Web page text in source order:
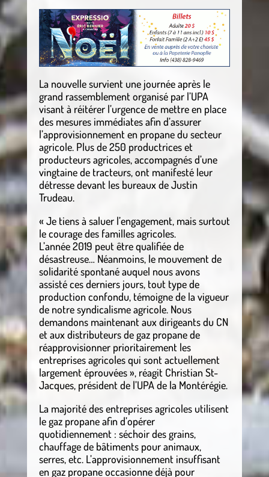
La nouvelle survient une journée après le
grand rassemblement organisé par l’UPA
visant à réitérer l’urgence de mettre en place
des mesures immédiates afin d’assurer
l’approvisionnement en propane du secteur
agricole. Plus de 250 productrices et
producteurs agricoles, accompagnés d’une
vingtaine de tracteurs, ont manifesté leur
détresse devant les bureaux de Justin
Trudeau.
« Je tiens à saluer l’engagement, mais surtout
le courage des familles agricoles.
L’année 2019 peut être qualifiée de
désastreuse… Néanmoins, le mouvement de
solidarité spontané auquel nous avons
assisté ces derniers jours, tout type de
production confondu, témoigne de la vigueur
de notre syndicalisme agricole. Nous
demandons maintenant aux dirigeants du CN
et aux distributeurs de gaz propane de
réapprovisionner prioritairement les
entreprises agricoles qui sont actuellement
largement éprouvées », réagit Christian St-
Jacques, président de l’UPA de la Montérégie.
La majorité des entreprises agricoles utilisent
le gaz propane afin d’opérer
quotidiennement : séchoir des grains,
chauffage de bâtiments pour animaux,
serres, etc. L’approvisionnement insuffisant
en gaz propane occasionne déjà pour